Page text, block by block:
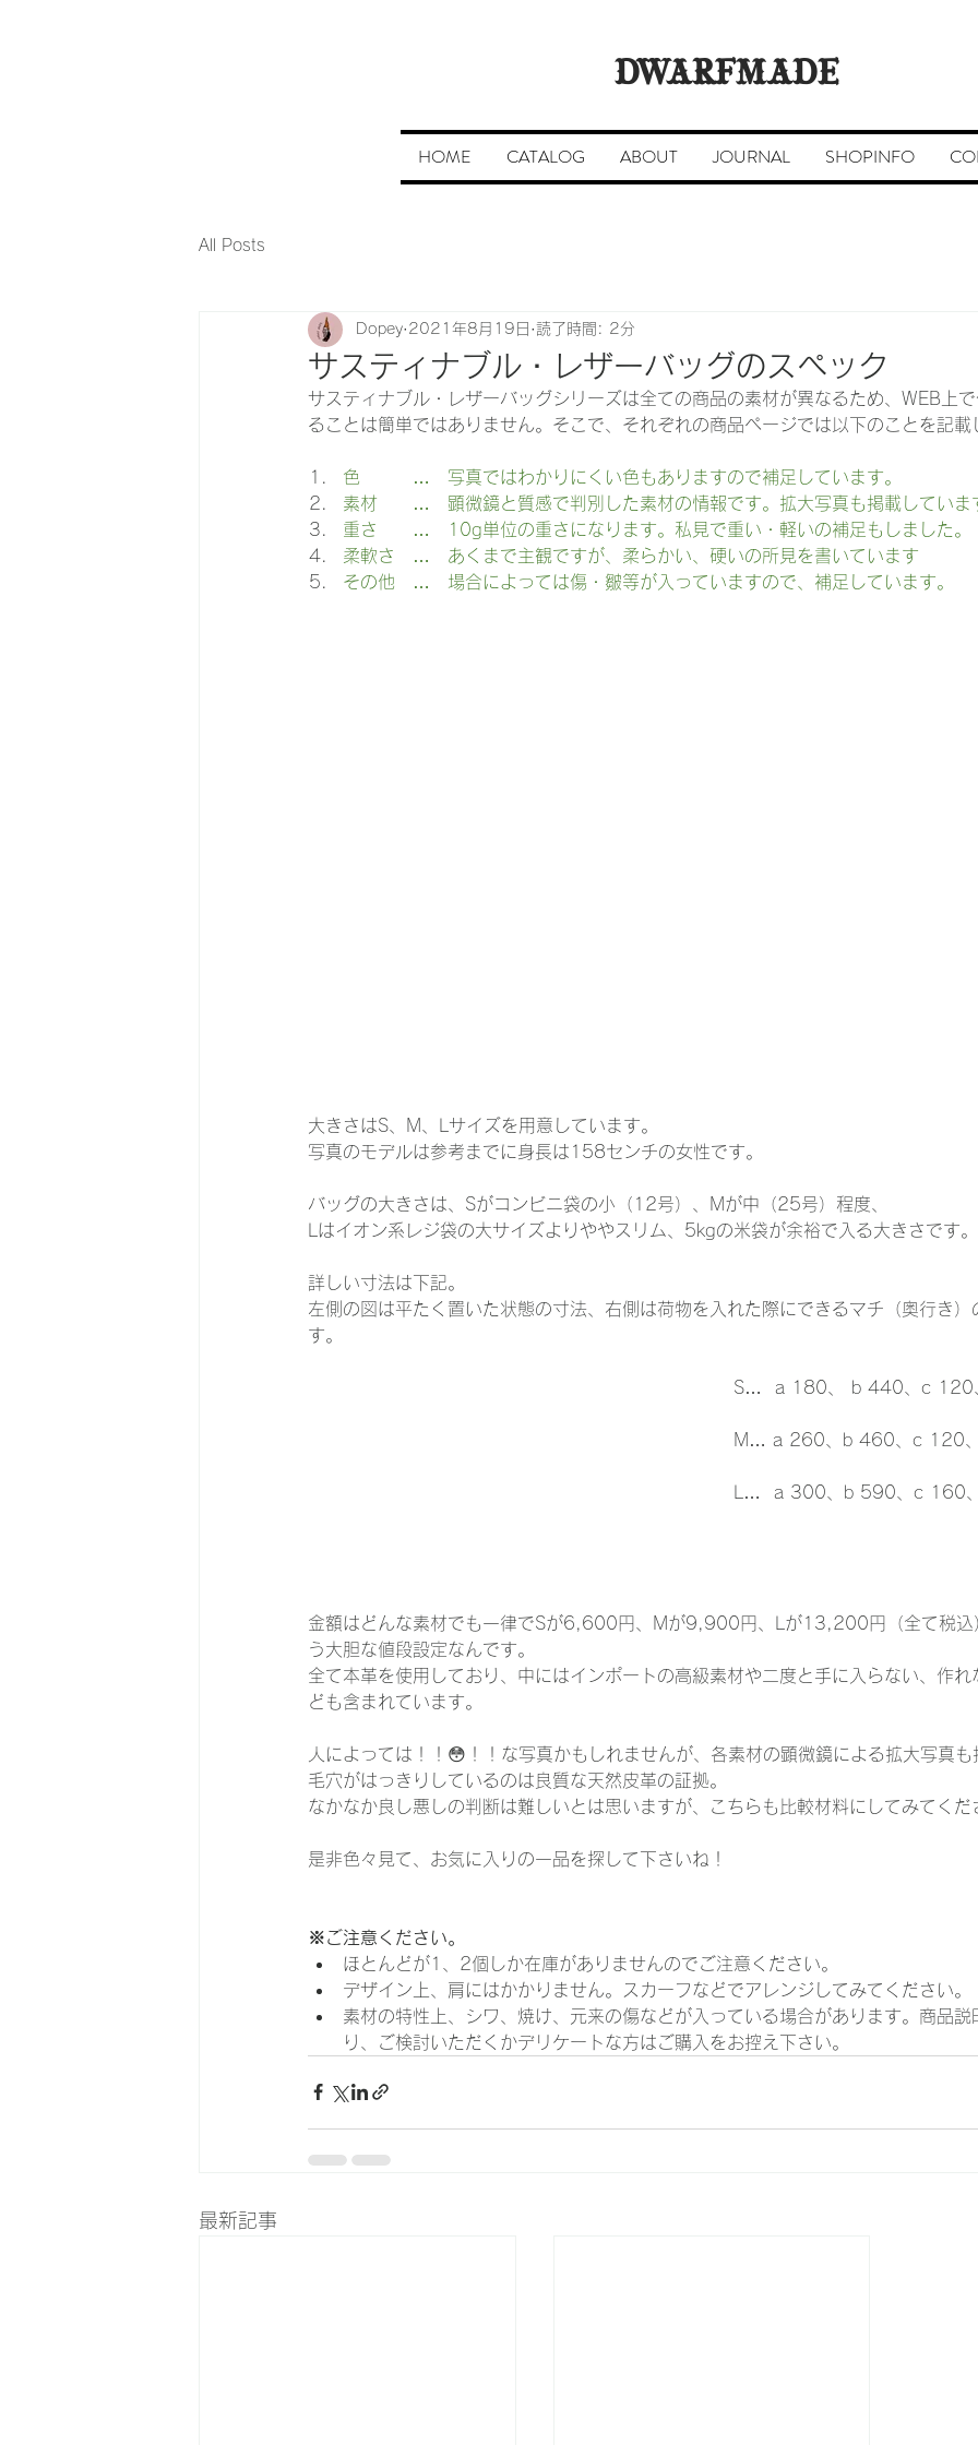
DWARFMADE
HOME CATALOG ABOUT JOURNAL SHOPINFO
All Posts
サスティナブル・レザーバッグのスペック
Dopey 2021年8月19日 読了時間: 2分
サスティナブル・レザーバッグシリーズは全ての商品の素材が異なるため、WEB上
ることは簡単ではありません。そこで、それぞれの商品ページでは以下のことを記載
色　　　…　写真ではわかりにくい色もありますので補足しています。
素材　　…　顕微鏡と質感で判別した素材の情報です。拡大写真も掲載していま
重さ　　…　10g単位の重さになります。私見で重い・軽いの補足もしました。
柔軟さ　…　あくまで主観ですが、柔らかい、硬いの所見を書いています
その他　…　場合によっては傷・皺等が入っていますので、補足しています。
大きさはS、M、Lサイズを用意しています。
写真のモデルは参考までに身長は158センチの女性です。
バッグの大きさは、Sがコンビニ袋の小（12号）、Mが中（25号）程度、
Lはイオン系レジ袋の大サイズよりややスリム、5kgの米袋が余裕で入る大きさです。
詳しい寸法は下記。
左側の図は平たく置いた状態の寸法、右側は荷物を入れた際にできるマチ（奥行き）
す。
S…  a 180、 b 440、c
M… a 260、b 460、c 120
L…  a 300、b 590、c 160
金額はどんな素材でも一律でSが6,600円、Mが9,900円、Lが13,200円（全て税込
う大胆な値段設定なんです。
全て本革を使用しており、中にはインポートの高級素材や二度と手に入らない、作れ
ども含まれています。
人によっては！！😳！！な写真かもしれませんが、各素材の顕微鏡による拡大写真
毛穴がはっきりしているのは良質な天然皮革の証拠。
なかなか良し悪しの判断は難しいとは思いますが、こちらも比較材料にしてみてくだ
是非色々見て、お気に入りの一品を探して下さいね！
※ご注意ください。
ほとんどが1、2個しか在庫がありませんのでご注意ください。
デザイン上、肩にはかかりません。スカーフなどでアレンジしてみてください。
素材の特性上、シワ、焼け、元来の傷などが入っている場合があります。商品説
り、ご検討いただくかデリケートな方はご購入をお控え下さい。
最新記事